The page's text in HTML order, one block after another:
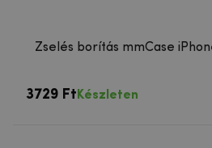
Zselés borítás mmCase
3729 Ft Készleten